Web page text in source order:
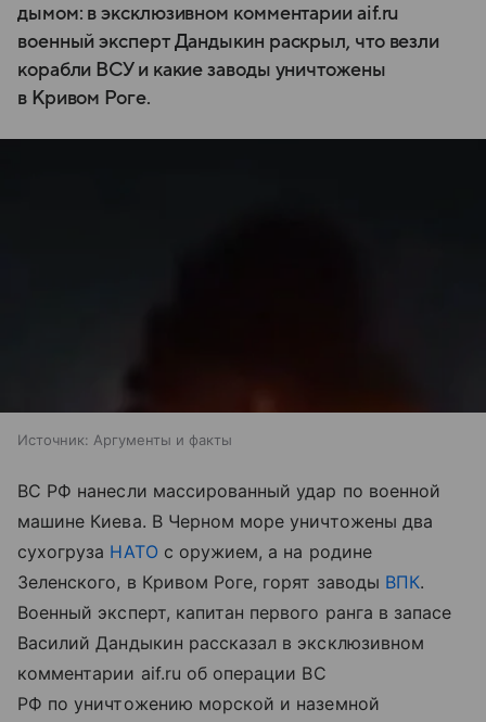
дымом: в эксклюзивном комментарии aif.ru
военный эксперт Дандыкин раскрыл, что везли
корабли ВСУ и какие заводы уничтожены
в Кривом Роге.
Источник: Аргументы и факты
ВС РФ нанесли массированный удар по военной
машине Киева. В Черном море уничтожены два
сухогруза НАТО с оружием, а на родине
Зеленского, в Кривом Роге, горят заводы ВПК.
Военный эксперт, капитан первого ранга в запасе
Василий Дандыкин рассказал в эксклюзивном
комментарии aif.ru об операции ВС
РФ по уничтожению морской и наземной